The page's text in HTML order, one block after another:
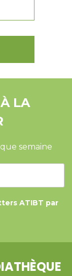
LA
semaine
ATIBT par